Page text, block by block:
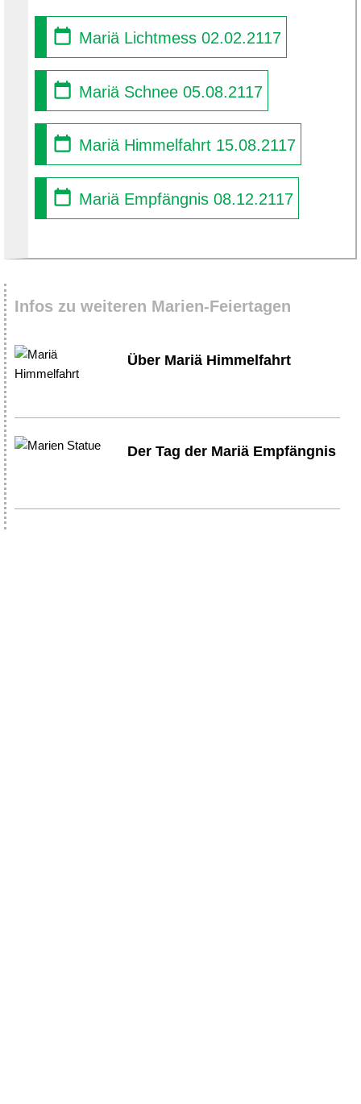
Mariä Lichtmess 02.02.2117
Mariä Schnee 05.08.2117
Mariä Himmelfahrt 15.08.2117
Mariä Empfängnis 08.12.2117
Infos zu weiteren Marien-Feiertagen
Über Mariä Himmelfahrt
Der Tag der Mariä Empfängnis